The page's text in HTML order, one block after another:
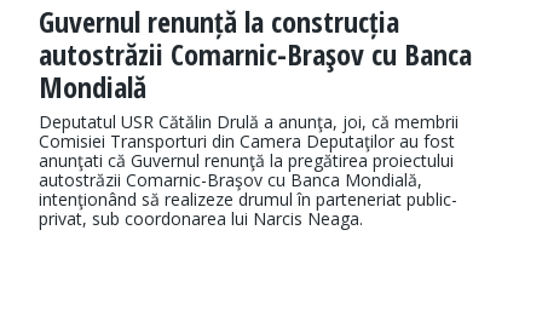
Guvernul renunță la construcția
autostrăzii Comarnic-Braşov cu Banca
Mondială
Deputatul USR Cătălin Drulă a anunţa, joi, că membrii
Comisiei Transporturi din Camera Deputaţilor au fost
anunţati că Guvernul renunţă la pregătirea proiectului
autostrăzii Comarnic-Braşov cu Banca Mondială,
intenţionând să realizeze drumul în parteneriat public-
privat, sub coordonarea lui Narcis Neaga.